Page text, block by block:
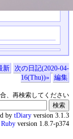
新
次の日記(2020-04-
16(Thu))»
編集
、再検索してください
by tDiary version 3.1.3
Ruby version 1.8.7-p374